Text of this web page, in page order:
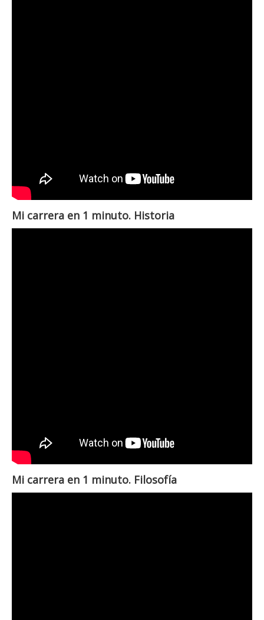
Mi carrera en 1 minuto. Historia
Mi carrera en 1 minuto. Filosofía